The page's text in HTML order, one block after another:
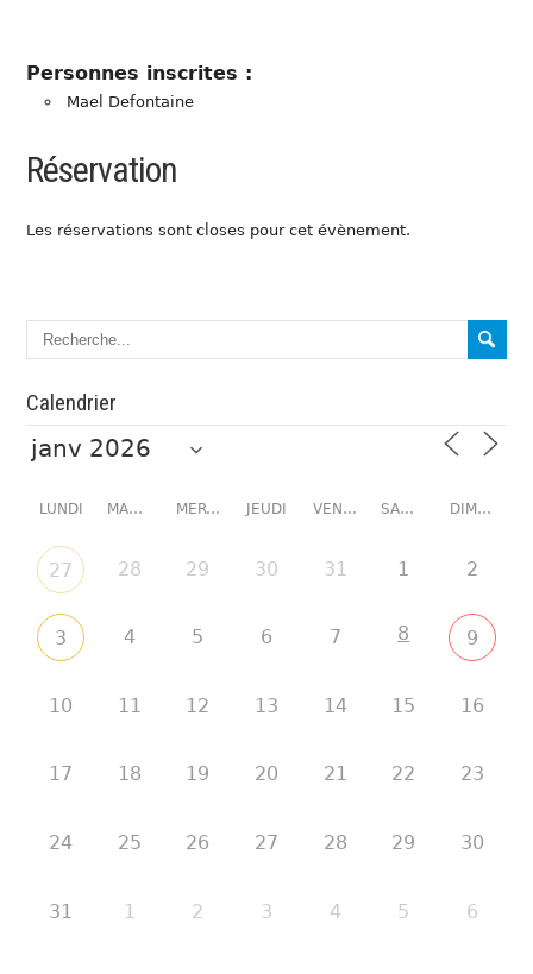
Personnes inscrites :
Mael Defontaine
Réservation
Les réservations sont closes pour cet évènement.
Calendrier
LUNDI MARDI MERCREDI JEUDI VENDREDI SAMEDI DIMANCHE
27 28 29 30 31 1 2
3 4 5 6 7 8 9
10 11 12 13 14 15 16
17 18 19 20 21 22 23
24 25 26 27 28 29 30
31 1 2 3 4 5 6